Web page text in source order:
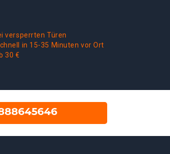
versperrten Türen
in 15-35 Minuten vor Ort
30 €